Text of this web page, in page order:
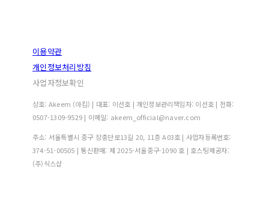
이용약관
개인정보처리방침
사업자정보확인
상호: Akeem (아킴) | 대표: 이선호 | 개인정보관리책임자: 이선호 | 전화:
0507-1309-9529 | 이메일: akeem_official@naver.com
주소: 서울특별시 중구 장충단로13길 20, 11층 A03호 | 사업자등록번호:
374-51-00505 | 통신판매: 제 2025-서울중구-1090 호 | 호스팅제공자:
(주)식스샵